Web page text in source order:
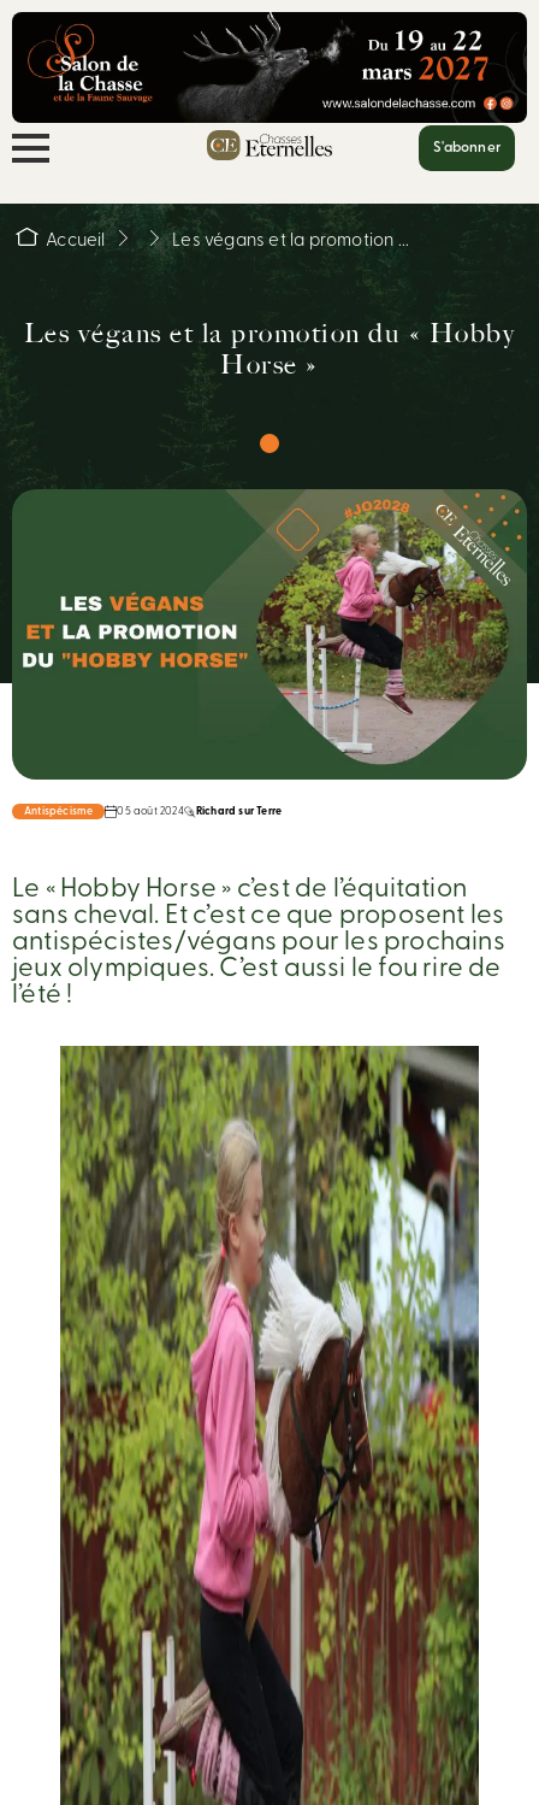
S'abonner
Accueil Les végans et la promotion ...
Les végans et la promotion du « Hobby
Horse »
Antispécisme 05 août 2024 Richard sur Terre
Le « Hobby Horse » c’est de l’équitation
sans cheval. Et c’est ce que proposent les
antispécistes/végans pour les prochains
jeux olympiques. C’est aussi le fou rire de
l’été !